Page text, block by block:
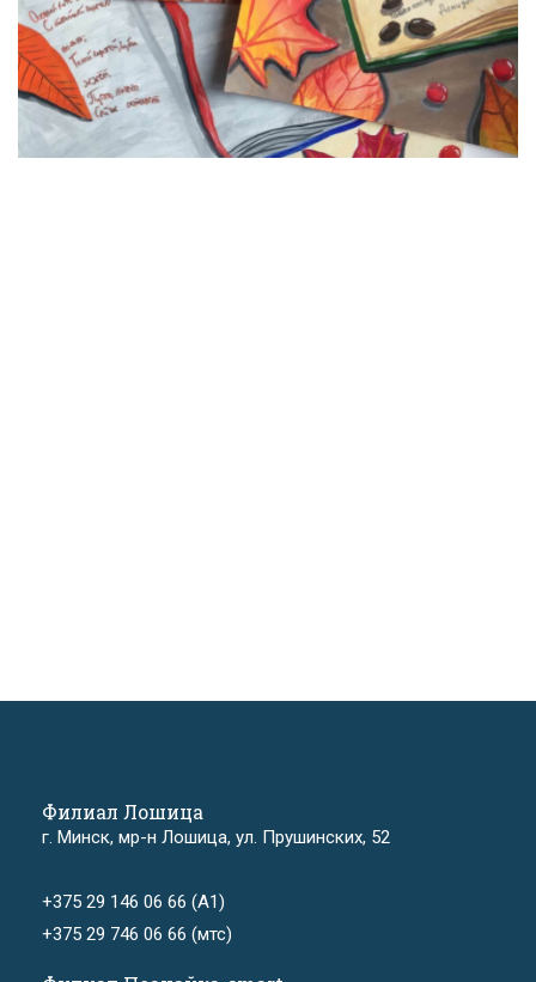
Филиал Лошица
г. Минск, мр-н Лошица, ул. Прушинских, 52
+375 29 146 06 66 (А1)
+375 29 746 06 66 (мтс)